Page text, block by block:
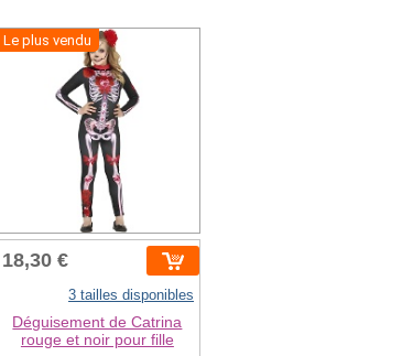
Le plus vendu
18,30 €
3 tailles disponibles
Déguisement de Catrina
rouge et noir pour fille